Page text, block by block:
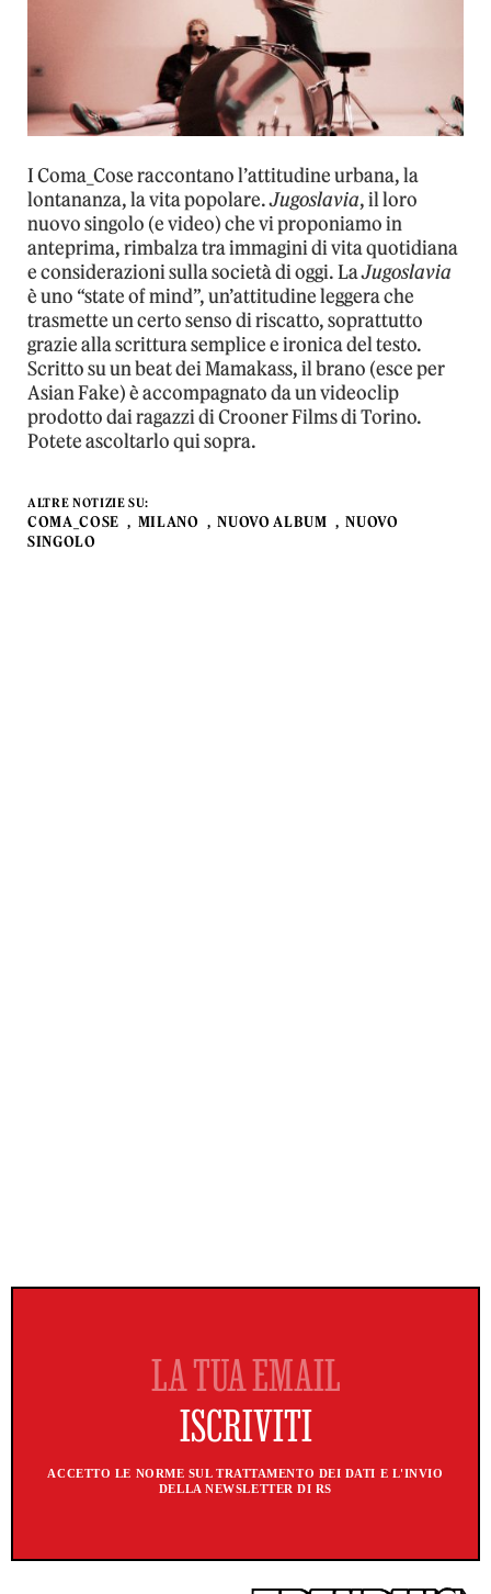
I Coma_Cose raccontano l’attitudine urbana, la
lontananza, la vita popolare.Jugoslavia, il loro
nuovo singolo (e video) che vi proponiamo in
anteprima, rimbalza tra immagini di vita quotidiana
e considerazioni sulla società di oggi. LaJugoslavia
è uno “state of mind”, un’attitudine leggera che
trasmette un certo senso di riscatto, soprattutto
grazie alla scrittura semplice e ironica del testo.
Scritto su un beat dei Mamakass, il brano (esce per
Asian Fake) è accompagnato da un videoclip
prodotto dai ragazzi di Crooner Films di Torino.
Potete ascoltarlo qui sopra.
ALTRE NOTIZIE SU:
COMA_COSE MILANO NUOVO ALBUM
NUOVO
SINGOLO
ACCETTO LE NORME SUL TRATTAMENTO DEI DATI E L'INVIO
DELLA NEWSLETTER DI RS